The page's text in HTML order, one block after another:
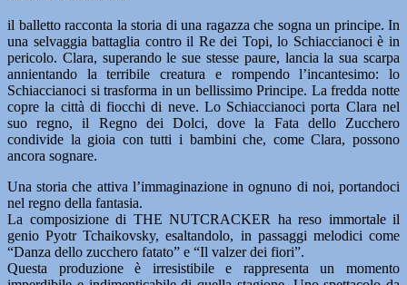
il balletto racconta la storia di una ragazza che sogna un principe. In
una selvaggia battaglia contro il Re dei Topi, lo Schiaccianoci è in
pericolo. Clara, superando le sue stesse paure, lancia la sua scarpa
annientando la terribile creatura e rompendo l’incantesimo: lo
Schiaccianoci si trasforma in un bellissimo Principe. La fredda notte
copre la città di fiocchi di neve. Lo Schiaccianoci porta Clara nel
suo regno, il Regno dei Dolci, dove la Fata dello Zucchero
condivide la gioia con tutti i bambini che, come Clara, possono
ancora sognare.
Una storia che attiva l’immaginazione in ognuno di noi, portandoci
nel regno della fantasia.
La composizione di THE NUTCRACKER ha reso immortale il
genio Pyotr Tchaikovsky, esaltandolo, in passaggi melodici come
“Danza dello zucchero fatato” e “Il valzer dei fiori”.
Questa produzione è irresistibile e rappresenta un momento